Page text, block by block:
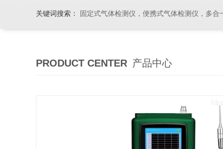
关键词搜索： 固定式气体检测仪，便携式气体检测仪，多合一气体检测仪，粉尘检测
PRODUCT CENTER 产品中心